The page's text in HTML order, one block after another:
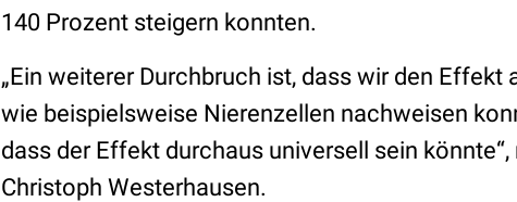
140 Prozent steigern konnten.
„Ein weiterer Durchbruch ist, dass wir den Effekt
wie beispielsweise Nierenzellen nachweisen
dass der Effekt durchaus universell sein
Christoph Westerhausen.